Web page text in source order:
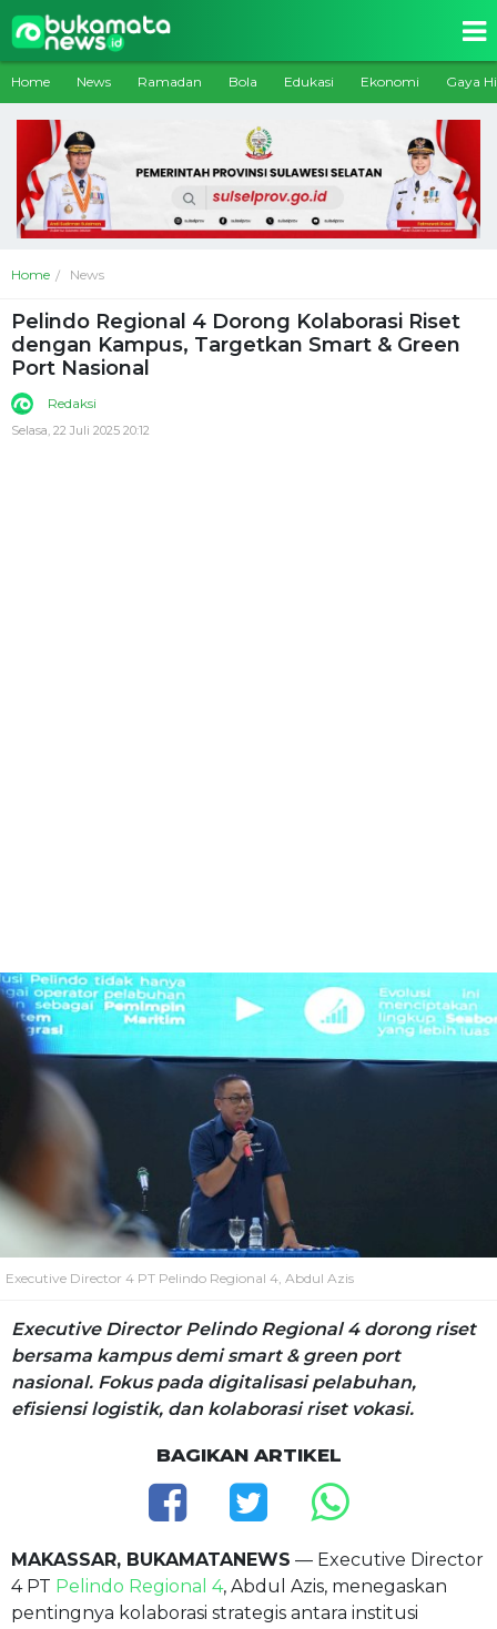
Home News Ramadan Bola Edukasi Ekonomi Gaya
Home News
Pelindo Regional 4 Dorong Kolaborasi Riset
dengan Kampus, Targetkan Smart & Green
Port Nasional
Redaksi
Selasa, 22 Juli 2025 20:12
Executive Director 4 PT Pelindo Regional 4, Abdul Azis
Executive Director Pelindo Regional 4 dorong riset
bersama kampus demi smart & green port
nasional. Fokus pada digitalisasi pelabuhan,
efisiensi logistik, dan kolaborasi riset vokasi.
BAGIKAN ARTIKEL
MAKASSAR, BUKAMATANEWS — Executive Director
4 PT Pelindo Regional 4, Abdul Azis, menegaskan
pentingnya kolaborasi strategis antara institusi